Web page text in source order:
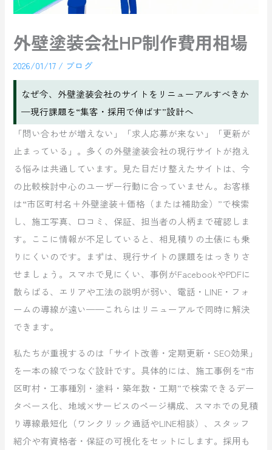
外壁塗装会社HP制作費用相場
2026/01/17 / ブログ
なぜ今、外壁塗装会社のサイトをリニューアルすべきか
—現行課題を“集客・採用で伸ばす”設計へ
「問い合わせが増えない」「求人応募が来ない」「更新が
止まっている」。多くの外壁塗装会社の現行サイトが抱え
る悩みは共通しています。見た目だけ整えたサイトは、今
の比較検討中心のユーザー行動に合っていません。お客様
は“市区町村名＋外壁塗装＋価格（または補助金）”で検索
し、施工写真、口コミ、保証、担当者の人柄まで確認しま
す。ここに情報が不足していると、相見積りの土俵にも乗
りにくいのです。まずは、現行サイトの課題をはっきりさ
せましょう。スマホで見にくい、事例がFacebookやPDFに
散らばる、エリアや工法の説明が弱い、電話・LINE・フォ
ームの導線が遠い——これらはリニューアルで同時に解決
できます。
私たちが重視するのは「サイト改善・定期更新・SEO効果」
を一本の線でつなぐ設計です。具体的には、施工事例を“市
区町村・工事種別・塗料・築年数・工期”で検索できるデー
タベース化、地域×サービスのページ構成、スマホでの見積
り導線最短化（ワンクリック通話やLINE相談）、スタッフ
紹介や有資格者・保証の可視化をセットにします。採用も